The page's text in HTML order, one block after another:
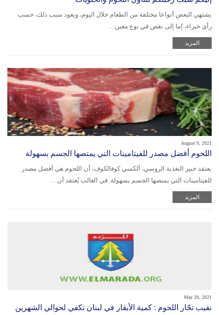
يشتهي البعض أنواعا مختلفة من الطعام خلال اليوم، ويعود سبب ذلك، حسب
رأي خبراء، إما إلى نقص في نوع معين…
المزيد
August 9, 2021
اللحوم أفضل مصدر للفيتامينات التي يمتصها الجسم بسهولة
يعتقد خبير التغذية الروسي، ألكسي كوفالكوف، أن اللحوم هي أفضل مصدر
للفيتامينات التي يمتصها الجسم بسهولة. في الغالب يُعتقد أن…
المزيد
May 20, 2021
نقيب تجّار اللحوم : كمية الأبقار في لبنان تكفي لحوالي الشهرين